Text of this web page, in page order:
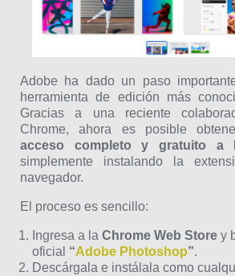
Adobe ha dado un paso
herramienta de edición más
Gracias a una reciente
Chrome, ahora es posible
acceso completo y gratuito a
simplemente instalando la
navegador.
El proceso es sencillo:
Ingresa a la Chrome Web Store y
oficial “Adobe Photoshop”.
Descárgala e instálala como